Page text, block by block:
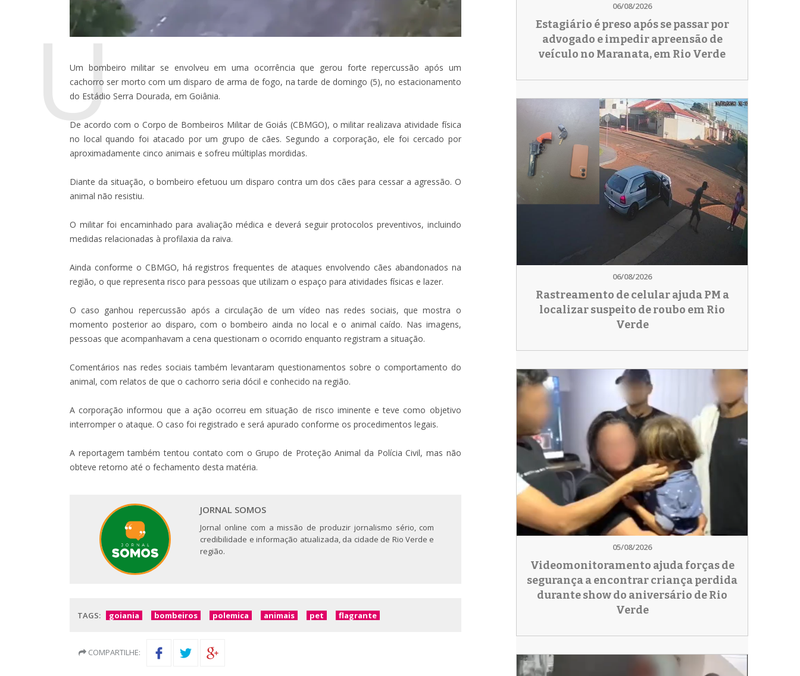
U
Um bombeiro militar se envolveu em uma ocorrência que gerou forte repercussão após um
cachorro ser morto com um disparo de arma de fogo, na tarde de domingo (5), no estacionamento
do Estádio Serra Dourada, em Goiânia.
De acordo com o Corpo de Bombeiros Militar de Goiás (CBMGO), o militar realizava atividade física
no local quando foi atacado por um grupo de cães. Segundo a corporação, ele foi cercado por
aproximadamente cinco animais e sofreu múltiplas mordidas.
Diante da situação, o bombeiro efetuou um disparo contra um dos cães para cessar a agressão. O
animal não resistiu.
O militar foi encaminhado para avaliação médica e deverá seguir protocolos preventivos, incluindo
medidas relacionadas à profilaxia da raiva.
Ainda conforme o CBMGO, há registros frequentes de ataques envolvendo cães abandonados na
região, o que representa risco para pessoas que utilizam o espaço para atividades físicas e lazer.
O caso ganhou repercussão após a circulação de um vídeo nas redes sociais, que mostra o
momento posterior ao disparo, com o bombeiro ainda no local e o animal caído. Nas imagens,
pessoas que acompanhavam a cena questionam o ocorrido enquanto registram a situação.
Comentários nas redes sociais também levantaram questionamentos sobre o comportamento do
animal, com relatos de que o cachorro seria dócil e conhecido na região.
A corporação informou que a ação ocorreu em situação de risco iminente e teve como objetivo
interromper o ataque. O caso foi registrado e será apurado conforme os procedimentos legais.
A reportagem também tentou contato com o Grupo de Proteção Animal da Polícia Civil, mas não
obteve retorno até o fechamento desta matéria.
JORNAL SOMOS
Jornal online com a missão de produzir jornalismo sério, com
credibilidade e informação atualizada, da cidade de Rio Verde e
região.
TAGS: goiania bombeiros polemica animais pet flagrante
COMPARTILHE:
06/08/2026
Estagiário é preso após se passar por
advogado e impedir apreensão de
veículo no Maranata, em Rio Verde
06/08/2026
Rastreamento de celular ajuda PM a
localizar suspeito de roubo em Rio
Verde
05/08/2026
Videomonitoramento ajuda forças de
segurança a encontrar criança perdida
durante show do aniversário de Rio
Verde